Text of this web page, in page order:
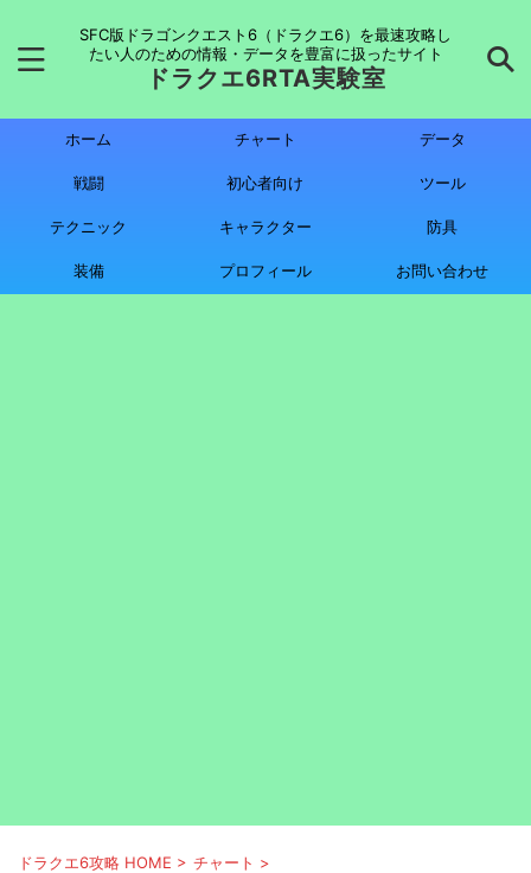
SFC版ドラゴンクエスト6（ドラクエ6）を最速攻略し
たい人のための情報・データを豊富に扱ったサイト
ドラクエ6RTA実験室
ホーム チャート データ
戦闘 初心者向け ツール
テクニック キャラクター 防具
装備 プロフィール お問い合わせ
ドラクエ6攻略 HOME > チャート >